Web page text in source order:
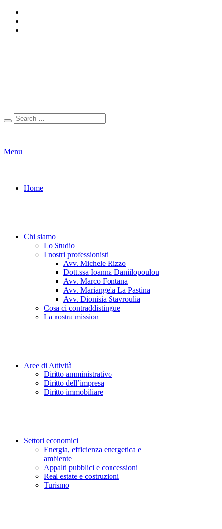
Menu
Home
Chi siamo
Lo Studio
I nostri professionisti
Avv. Michele Rizzo
Dott.ssa Ioanna Daniilopoulou
Avv. Marco Fontana
Avv. Mariangela La Pastina
Avv. Dionisia Stavroulia
Cosa ci contraddistingue
La nostra mission
Aree di Attività
Diritto amministrativo
Diritto dell’impresa
Diritto immobiliare
Settori economici
Energia, efficienza energetica e
ambiente
Appalti pubblici e concessioni
Real estate e costruzioni
Turismo